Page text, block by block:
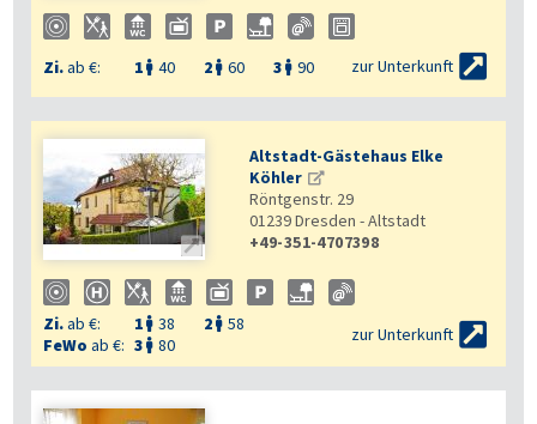
Zi.ab €: 1  40 2  60 3  90 zur Unterkunft 

Altstadt-Gästehaus Elke
Köhler
Röntgenstr. 29
01239Dresden - Altstadt
+49-351-4707398
Zi.ab €: 1  38 2  58
FeWo ab €: 3  80
zur Unterkunft 